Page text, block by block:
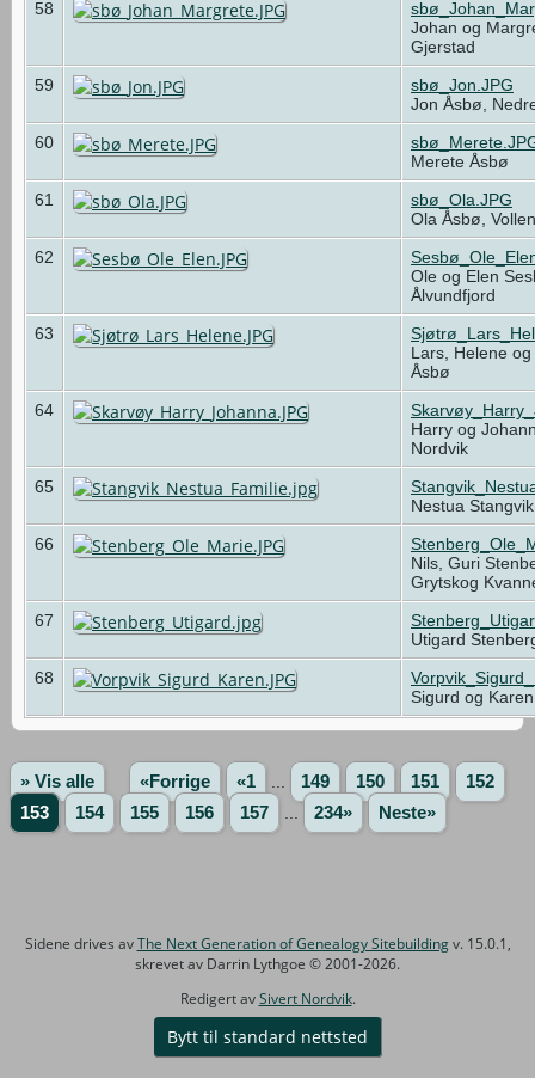
58
Johan og
Gjerstad
59
sbø_Jon.JPG
Jon Åsbø,
60
Merete Åsbø
61
sbø_Ola.JPG
Ola Åsbø,
62
Ole og Elen
Ålvundfjord
63
Lars, Helene
Åsbø
64
Harry og
Nordvik
65
Nestua
66
Nils, Guri
Grytskog
67
Utigard
68
Sigurd og
» Vis alle «Forrige «1 149 150 151
152
153
154 155 156 157 234» Neste»
Sidene drives avThe Next Generation of Genealogy Sitebuildingv. 15.0.1,
skrevet av Darrin Lythgoe © 2001-2026.
Redigert avSivert Nordvik.
Bytt til standard nettsted